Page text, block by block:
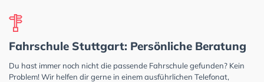
Fahrschule Stuttgart: Persönliche Beratung
Du hast immer noch nicht die passende Fahrschule gefunden? Kein
Problem! Wir helfen dir gerne in einem ausführlichen Telefonat,